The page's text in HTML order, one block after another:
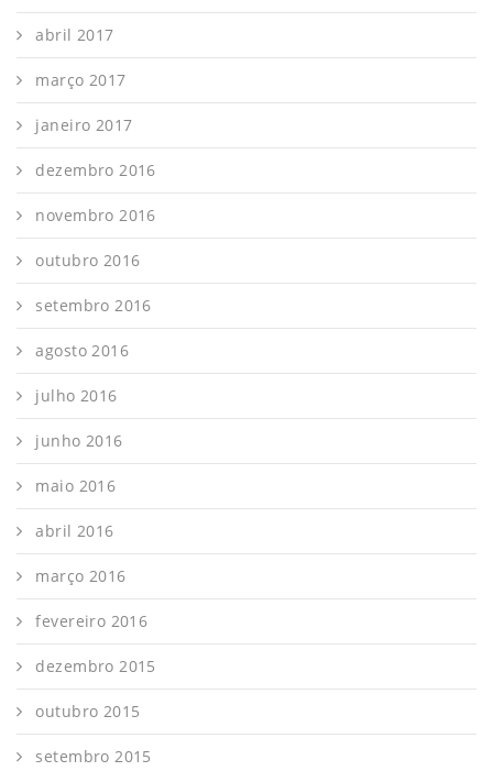
abril 2017
março 2017
janeiro 2017
dezembro 2016
novembro 2016
outubro 2016
setembro 2016
agosto 2016
julho 2016
junho 2016
maio 2016
abril 2016
março 2016
fevereiro 2016
dezembro 2015
outubro 2015
setembro 2015